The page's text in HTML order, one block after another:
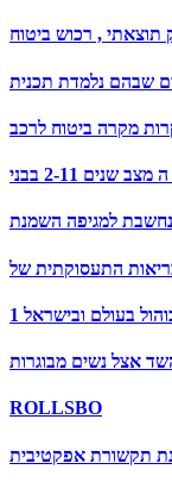
תוצאתי , רכוש ביטוח
מקרה ביטוח לרכב
2-11 בבני
בעולם ובישראל
אצל נשים מבוגרות
ROLLSBO
תקשורת אפקטיבית